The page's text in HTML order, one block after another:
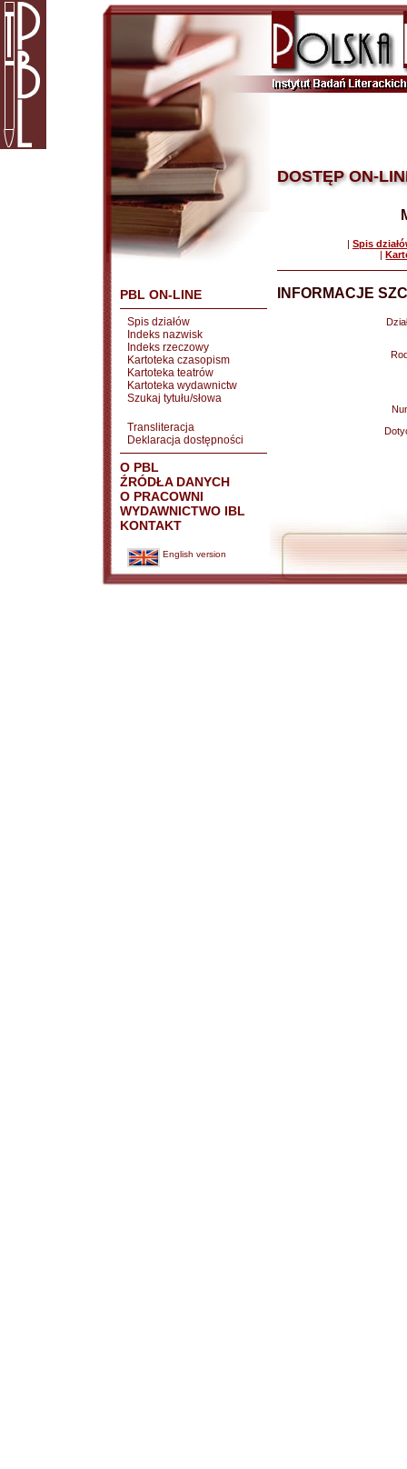
PBL ON-LINE
Spis działów
Indeks nazwisk
Indeks rzeczowy
Kartoteka czasopism
Kartoteka teatrów
Kartoteka wydawnictw
Szukaj tytułu/słowa
Transliteracja
Deklaracja dostępności
O PBL
ŹRÓDŁA DANYCH
O PRACOWNI
WYDAWNICTWO IBL
KONTAKT
English version
DOSTĘP ON-
| Spis
|
INFORMACJE